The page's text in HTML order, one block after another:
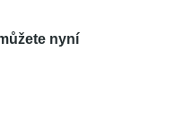
nyní